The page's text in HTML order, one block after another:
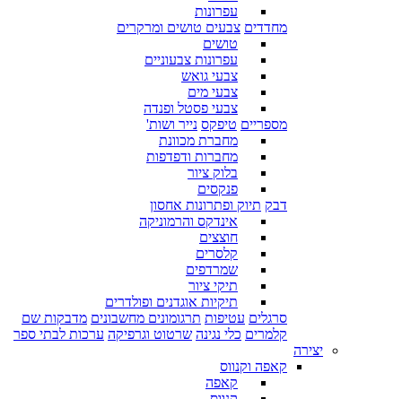
עפרונות
מחדדים צבעים טושים ומרקרים
טושים
עפרונות צבעוניים
צבעי גואש
צבעי מים
צבעי פסטל ופנדה
מספריים טיפקס נייר ושות'
מחברת מכוונת
מחברות ודפדפות
בלוק ציור
פנקסים
דבק תיוק ופתרונות אחסון
אינדקס והרמוניקה
חוצצים
קלסרים
שמרדפים
תיקי ציור
תיקיות אוגדנים ופולדרים
סרגלים עטיפות תרגומונים מחשבונים מדבקות שם
קלמרים כלי נגינה שרטוט וגרפיקה ערכות לבתי ספר
יצירה
קאפה וקנווס
קאפה